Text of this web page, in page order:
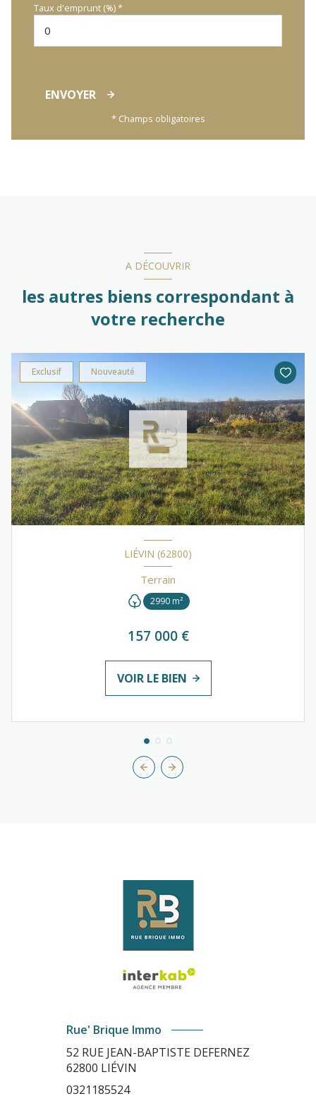
Taux d'emprunt (%) *
ENVOYER
* Champs obligatoires
A DÉCOUVRIR
les autres biens correspondant à
votre recherche
Exclusif Nouveauté
LIÉVIN (62800)
Terrain
2990 m²
157 000 €
VOIR LE BIEN
Rue' Brique Immo
52 RUE JEAN-BAPTISTE DEFERNEZ
62800 LIÉVIN
0321185524